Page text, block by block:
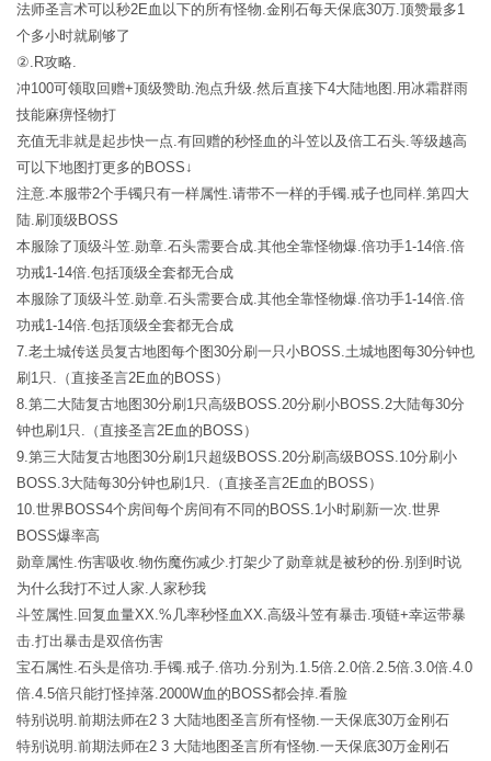
法师圣言术可以秒2E血以下的所有怪物.金刚石每天保底30万.顶赞最多1
个多小时就刷够了
②.R攻略.
冲100可领取回赠+顶级赞助.泡点升级.然后直接下4大陆地图.用冰霜群雨
技能麻痹怪物打
充值无非就是起步快一点.有回赠的秒怪血的斗笠以及倍工石头.等级越高
可以下地图打更多的BOSS↓
注意.本服带2个手镯只有一样属性.请带不一样的手镯.戒子也同样.第四大
陆.刷顶级BOSS
本服除了顶级斗笠.勋章.石头需要合成.其他全靠怪物爆.倍功手1-14倍.倍
功戒1-14倍.包括顶级全套都无合成
本服除了顶级斗笠.勋章.石头需要合成.其他全靠怪物爆.倍功手1-14倍.倍
功戒1-14倍.包括顶级全套都无合成
7.老土城传送员复古地图每个图30分刷一只小BOSS.土城地图每30分钟也
刷1只.（直接圣言2E血的BOSS）
8.第二大陆复古地图30分刷1只高级BOSS.20分刷小BOSS.2大陆每30分
钟也刷1只.（直接圣言2E血的BOSS）
9.第三大陆复古地图30分刷1只超级BOSS.20分刷高级BOSS.10分刷小
BOSS.3大陆每30分钟也刷1只.（直接圣言2E血的BOSS）
10.世界BOSS4个房间每个房间有不同的BOSS.1小时刷新一次.世界
BOSS爆率高
勋章属性.伤害吸收.物伤魔伤减少.打架少了勋章就是被秒的份.别到时说
为什么我打不过人家.人家秒我
斗笠属性.回复血量XX.%几率秒怪血XX.高级斗笠有暴击.项链+幸运带暴
击.打出暴击是双倍伤害
宝石属性.石头是倍功.手镯.戒子.倍功.分别为.1.5倍.2.0倍.2.5倍.3.0倍.4.0
倍.4.5倍只能打怪掉落.2000W血的BOSS都会掉.看脸
特别说明.前期法师在2 3 大陆地图圣言所有怪物.一天保底30万金刚石
特别说明.前期法师在2 3 大陆地图圣言所有怪物.一天保底30万金刚石